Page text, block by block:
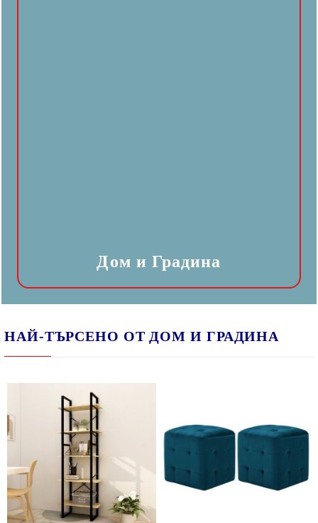
Дом и Градина
НАЙ-ТЪРСЕНО ОТ ДОМ И ГРАДИНА